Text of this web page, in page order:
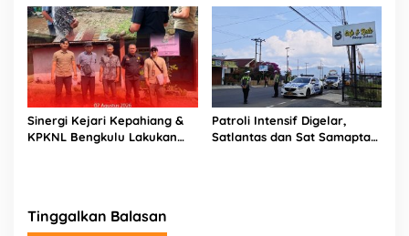
Hukum
Sinergi Kejari Kepahiang &
KPKNL Bengkulu Lakukan
Patroli Intensif Digelar,
Satlantas dan Sat Samapta
Tinggalkan Balasan